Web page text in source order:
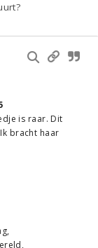
is raar. Dit
bracht haar